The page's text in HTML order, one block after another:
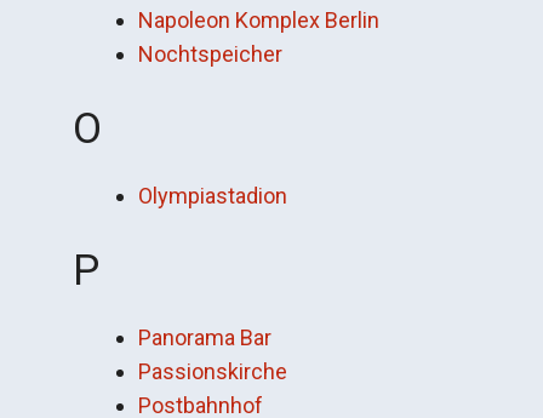
Napoleon Komplex Berlin
Nochtspeicher
O
Olympiastadion
P
Panorama Bar
Passionskirche
Postbahnhof